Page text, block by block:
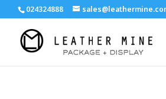
024324888